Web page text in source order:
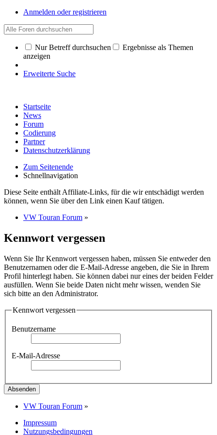
Anmelden oder registrieren
Nur Betreff durchsuchen
Ergebnisse als Themen
anzeigen
Erweiterte Suche
Startseite
News
Forum
Codierung
Partner
Datenschutzerklärung
Zum Seitenende
Schnellnavigation
Diese Seite enthält Affiliate-Links, für die wir entschädigt werden
können, wenn Sie über den Link einen Kauf tätigen.
VW Touran Forum »
Kennwort vergessen
Wenn Sie Ihr Kennwort vergessen haben, müssen Sie entweder den
Benutzernamen oder die E-Mail-Adresse angeben, die Sie in Ihrem
Profil hinterlegt haben. Sie können dabei nur eines der beiden Felder
ausfüllen. Wenn Sie beide Daten nicht mehr wissen, wenden Sie
sich bitte an den Administrator.
Kennwort vergessen
Benutzername
E-Mail-Adresse
VW Touran Forum »
Impressum
Nutzungsbedingungen